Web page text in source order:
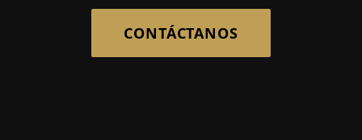
CONTÁCTANOS